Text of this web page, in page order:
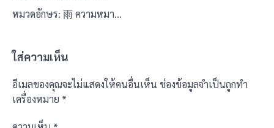
หมวดอักษร: 雨 ความหมา…
ใส่ความเห็น
อีเมลของคุณจะไม่แสดงให้คนอื่นเห็น ช่องข้อมูลจำเป็นถูกทำ
เครื่องหมาย *